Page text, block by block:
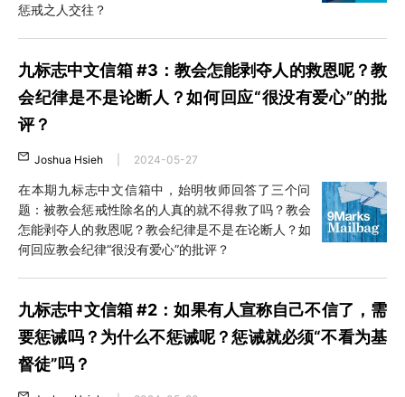
惩戒之人交往？
九标志中文信箱 #3：教会怎能剥夺人的救恩呢？教
会纪律是不是论断人？如何回应“很没有爱心”的批
评？
Joshua Hsieh 2024-05-27
在本期九标志中文信箱中，始明牧师回答了三个问
题：被教会惩戒性除名的人真的就不得救了吗？教会
怎能剥夺人的救恩呢？教会纪律是不是在论断人？如
何回应教会纪律“很没有爱心”的批评？
九标志中文信箱 #2：如果有人宣称自己不信了，需
要惩诫吗？为什么不惩诫呢？惩诫就必须“不看为基
督徒”吗？